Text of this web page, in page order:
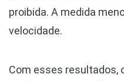
proibida. A medida
velocidade.
Com esses resultados,